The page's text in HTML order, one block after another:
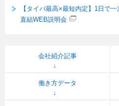
【タイパ最高×最短内定】1日で
直結WEB説明会
会社紹介記事
働き方データ